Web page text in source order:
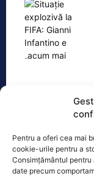
Pentru a oferi cea mai
cookie-urile pentru a
Consimțământul
date precum
Ultimele
Creșteri
iarna
unui